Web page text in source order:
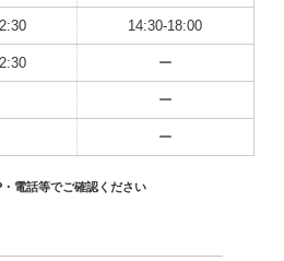
14:30-18:00
ー
ー
ー
電話等でご確認ください